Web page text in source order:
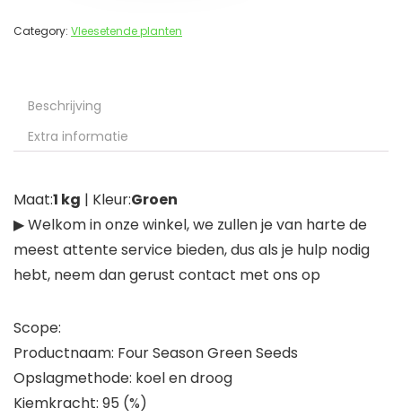
Category: Vleesetende planten
Beschrijving
Extra informatie
Maat:1 kg | Kleur:Groen
▶ Welkom in onze winkel, we zullen je van harte de
meest attente service bieden, dus als je hulp nodig
hebt, neem dan gerust contact met ons op
Scope:
Productnaam: Four Season Green Seeds
Opslagmethode: koel en droog
Kiemkracht: 95 (%)